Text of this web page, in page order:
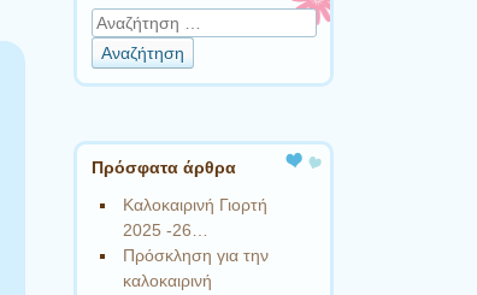
Αναζήτηση
Πρόσφατα άρθρα
Καλοκαιρινή Γιορτή
2025 -26…
Πρόσκληση για την
καλοκαιρινή